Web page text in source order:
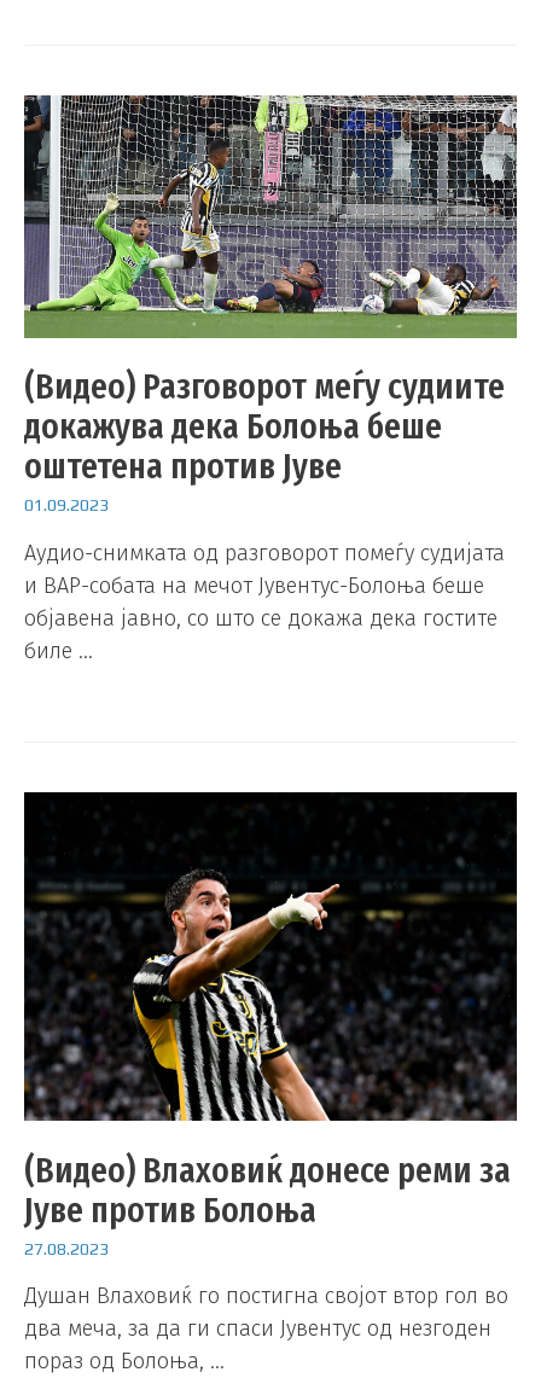
(Видео) Разговорот меѓу судиите
докажува дека Болоња беше
оштетена против Јуве
01.09.2023
Аудио-снимката од разговорот помеѓу судијата
и ВАР-собата на мечот Јувентус-Болоња беше
објавена јавно, со што се докажа дека гостите
биле …
(Видео) Влаховиќ донесе реми за
Јуве против Болоња
27.08.2023
Душан Влаховиќ го постигна својот втор гол во
два меча, за да ги спаси Јувентус од незгоден
пораз од Болоња, …